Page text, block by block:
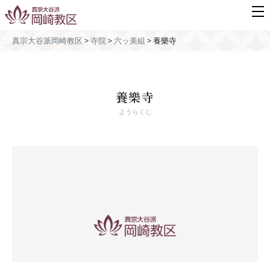
真宗大谷派岡崎教区 >寺院> 六ッ美組 >養樂寺
養樂寺
ようらくじ